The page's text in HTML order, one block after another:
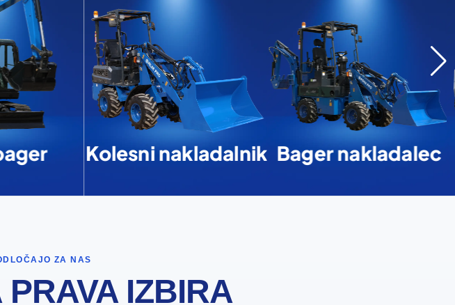
Kolesni nakladalnik Bager nakladalec
ZA NAS
IZBIRA